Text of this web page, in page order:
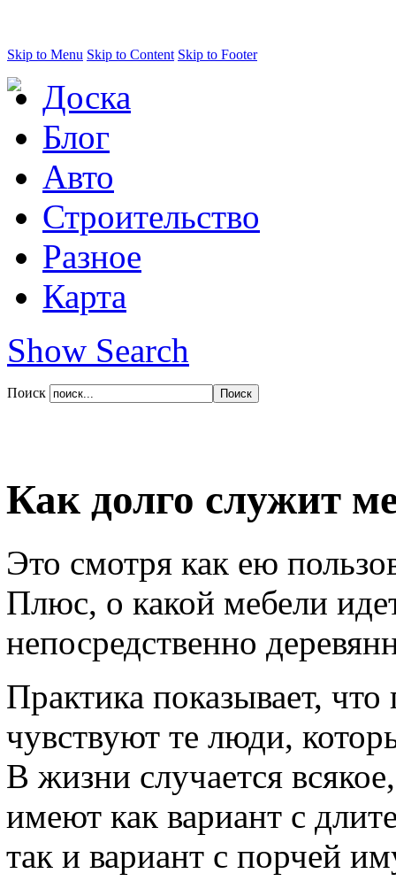
Skip to Menu Skip to Content Skip to Footer
Доска
Блог
Авто
Строительство
Разное
Карта
Show Search
Поиск
Как долго служит
Это смотря как ею
Плюс, о какой мебели
непосредственно
Практика показывает,
чувствуют те люди,
В жизни случается
имеют как вариант с
так и вариант с порчей